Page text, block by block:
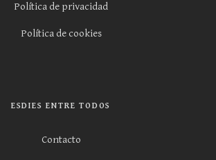
Política de privacidad
Política de cookies
ESDIES ENTRE TODOS
Contacto